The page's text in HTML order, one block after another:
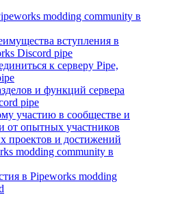
modding community в
вступления в
Discord pipe
к серверу Pipe,
и функций сервера
pipe
участию в сообществе и
опытных участников
и достижений
modding community в
в Pipeworks modding